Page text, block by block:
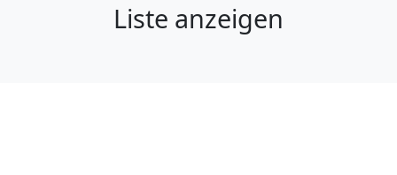
Liste anzeigen